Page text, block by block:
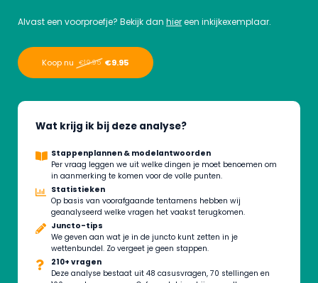
Alvast een voorproefje? Bekijk dan hiereen inkijkexemplaar.
Koop nu €19.95 €9.95
Wat krijg ik bij deze analyse?
Stappenplannen & modelantwoorden
Per vraag leggen we uit welke dingen je moet benoemen om
in aanmerking te komen voor de volle punten.
Statistieken
Op basis van voorafgaande tentamens hebben wij
geanalyseerd welke vragen het vaakst terugkomen.
Juncto-tips
We geven aan wat je in de juncto kunt zetten in je
wettenbundel. Zo vergeet je geen stappen.
210+ vragen
Deze analyse bestaat uit 48 casusvragen, 70 stellingen en